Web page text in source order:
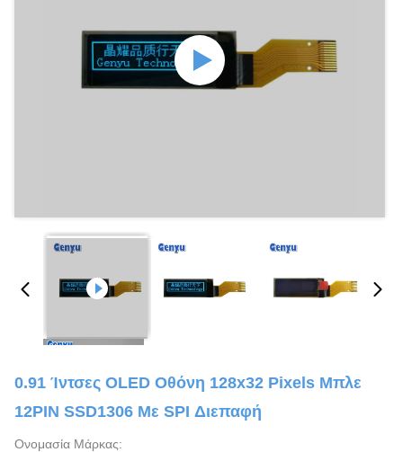
0.91 Ίντσες OLED Οθόνη 128x32 Pixels Μπλε
12PIN SSD1306 Με SPI Διεπαφή
Ονομασία Μάρκας: